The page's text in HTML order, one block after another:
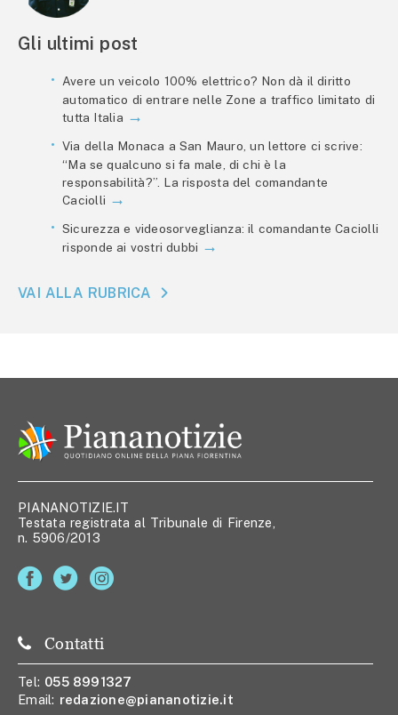
Gli ultimi post
Avere un veicolo 100% elettrico? Non dà il diritto
automatico di entrare nelle Zone a traffico limitato di
tutta Italia
Via della Monaca a San Mauro, un lettore ci scrive:
“Ma se qualcuno si fa male, di chi è la
responsabilità?”. La risposta del comandante
Caciolli
Sicurezza e videosorveglianza: il comandante Caciolli
risponde ai vostri dubbi
VAI ALLA RUBRICA
PIANANOTIZIE.IT
Testata registrata al Tribunale di Firenze,
n. 5906/2013
Contatti
Tel: 055 8991327
Email: redazione@piananotizie.it